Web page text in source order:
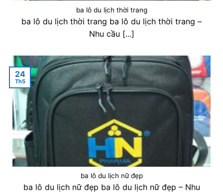
ba lô du lịch thời trang
ba lô du lịch thời trang ba lô du lịch thời trang –
Nhu cầu [...]
ba lô du lịch nữ đẹp
ba lô du lịch nữ đẹp ba lô du lịch nữ đẹp – Nhu
24
Th5